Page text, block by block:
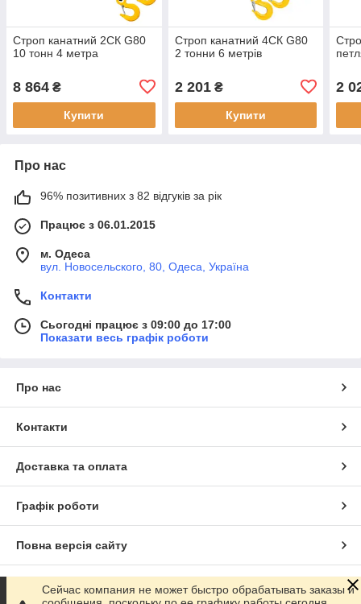
Строп канатний 2СК G80
10 тонн 4 метра
8 864 ₴
Купити
Строп канатний 4СК G80
2 тонни 6 метрів
2 201₴
Купити
2
Про нас
96% позитивних з 82 відгуків за рік
Працює з 06.01.2015
м. Одеса
вул. Новосельского, 80, Одеса, Україна
Контакти
Сьогодні працює з 09:00 до 17:00
Показати весь графік роботи
Про нас
Контакти
Доставка та оплата
Графік роботи
Повна версія сайту
Сайт створено на маркетплейсі Prom.ua
Сейчас компания не может быстро обрабатывать заказы и